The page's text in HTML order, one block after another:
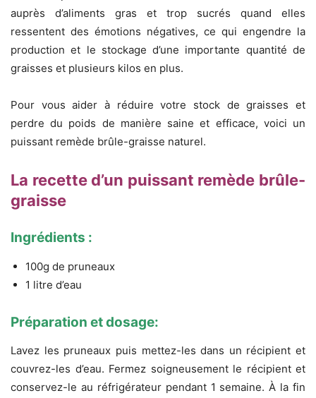
auprès d’aliments gras et trop sucrés quand elles
ressentent des émotions négatives, ce qui engendre la
production et le stockage d’une importante quantité de
graisses et plusieurs kilos en plus.
Pour vous aider à réduire votre stock de graisses et
perdre du poids de manière saine et efficace, voici un
puissant remède brûle-graisse naturel.
La recette d’un puissant remède brûle-
graisse
Ingrédients :
100g de pruneaux
1 litre d’eau
Préparation et dosage:
Lavez les pruneaux puis mettez-les dans un récipient et
couvrez-les d’eau. Fermez soigneusement le récipient et
conservez-le au réfrigérateur pendant 1 semaine. À la fin